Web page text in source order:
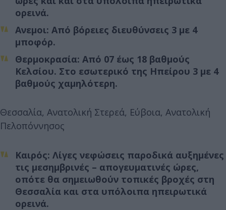
ορεινά.
Ανεμοι: Από βόρειες διευθύνσεις 3 με 4
μποφόρ.
Θερμοκρασία: Από 07 έως 18 βαθμούς
Κελσίου. Στο εσωτερικό της Ηπείρου 3 με 4
βαθμούς χαμηλότερη.
Θεσσαλία, Ανατολική Στερεά, Εύβοια, Ανατολική
Πελοπόννησος
Καιρός: Λίγες νεφώσεις παροδικά αυξημένες
τις μεσημβρινές – απογευματινές ώρες,
οπότε θα σημειωθούν τοπικές βροχές στη
Θεσσαλία και στα υπόλοιπα ηπειρωτικά
ορεινά.